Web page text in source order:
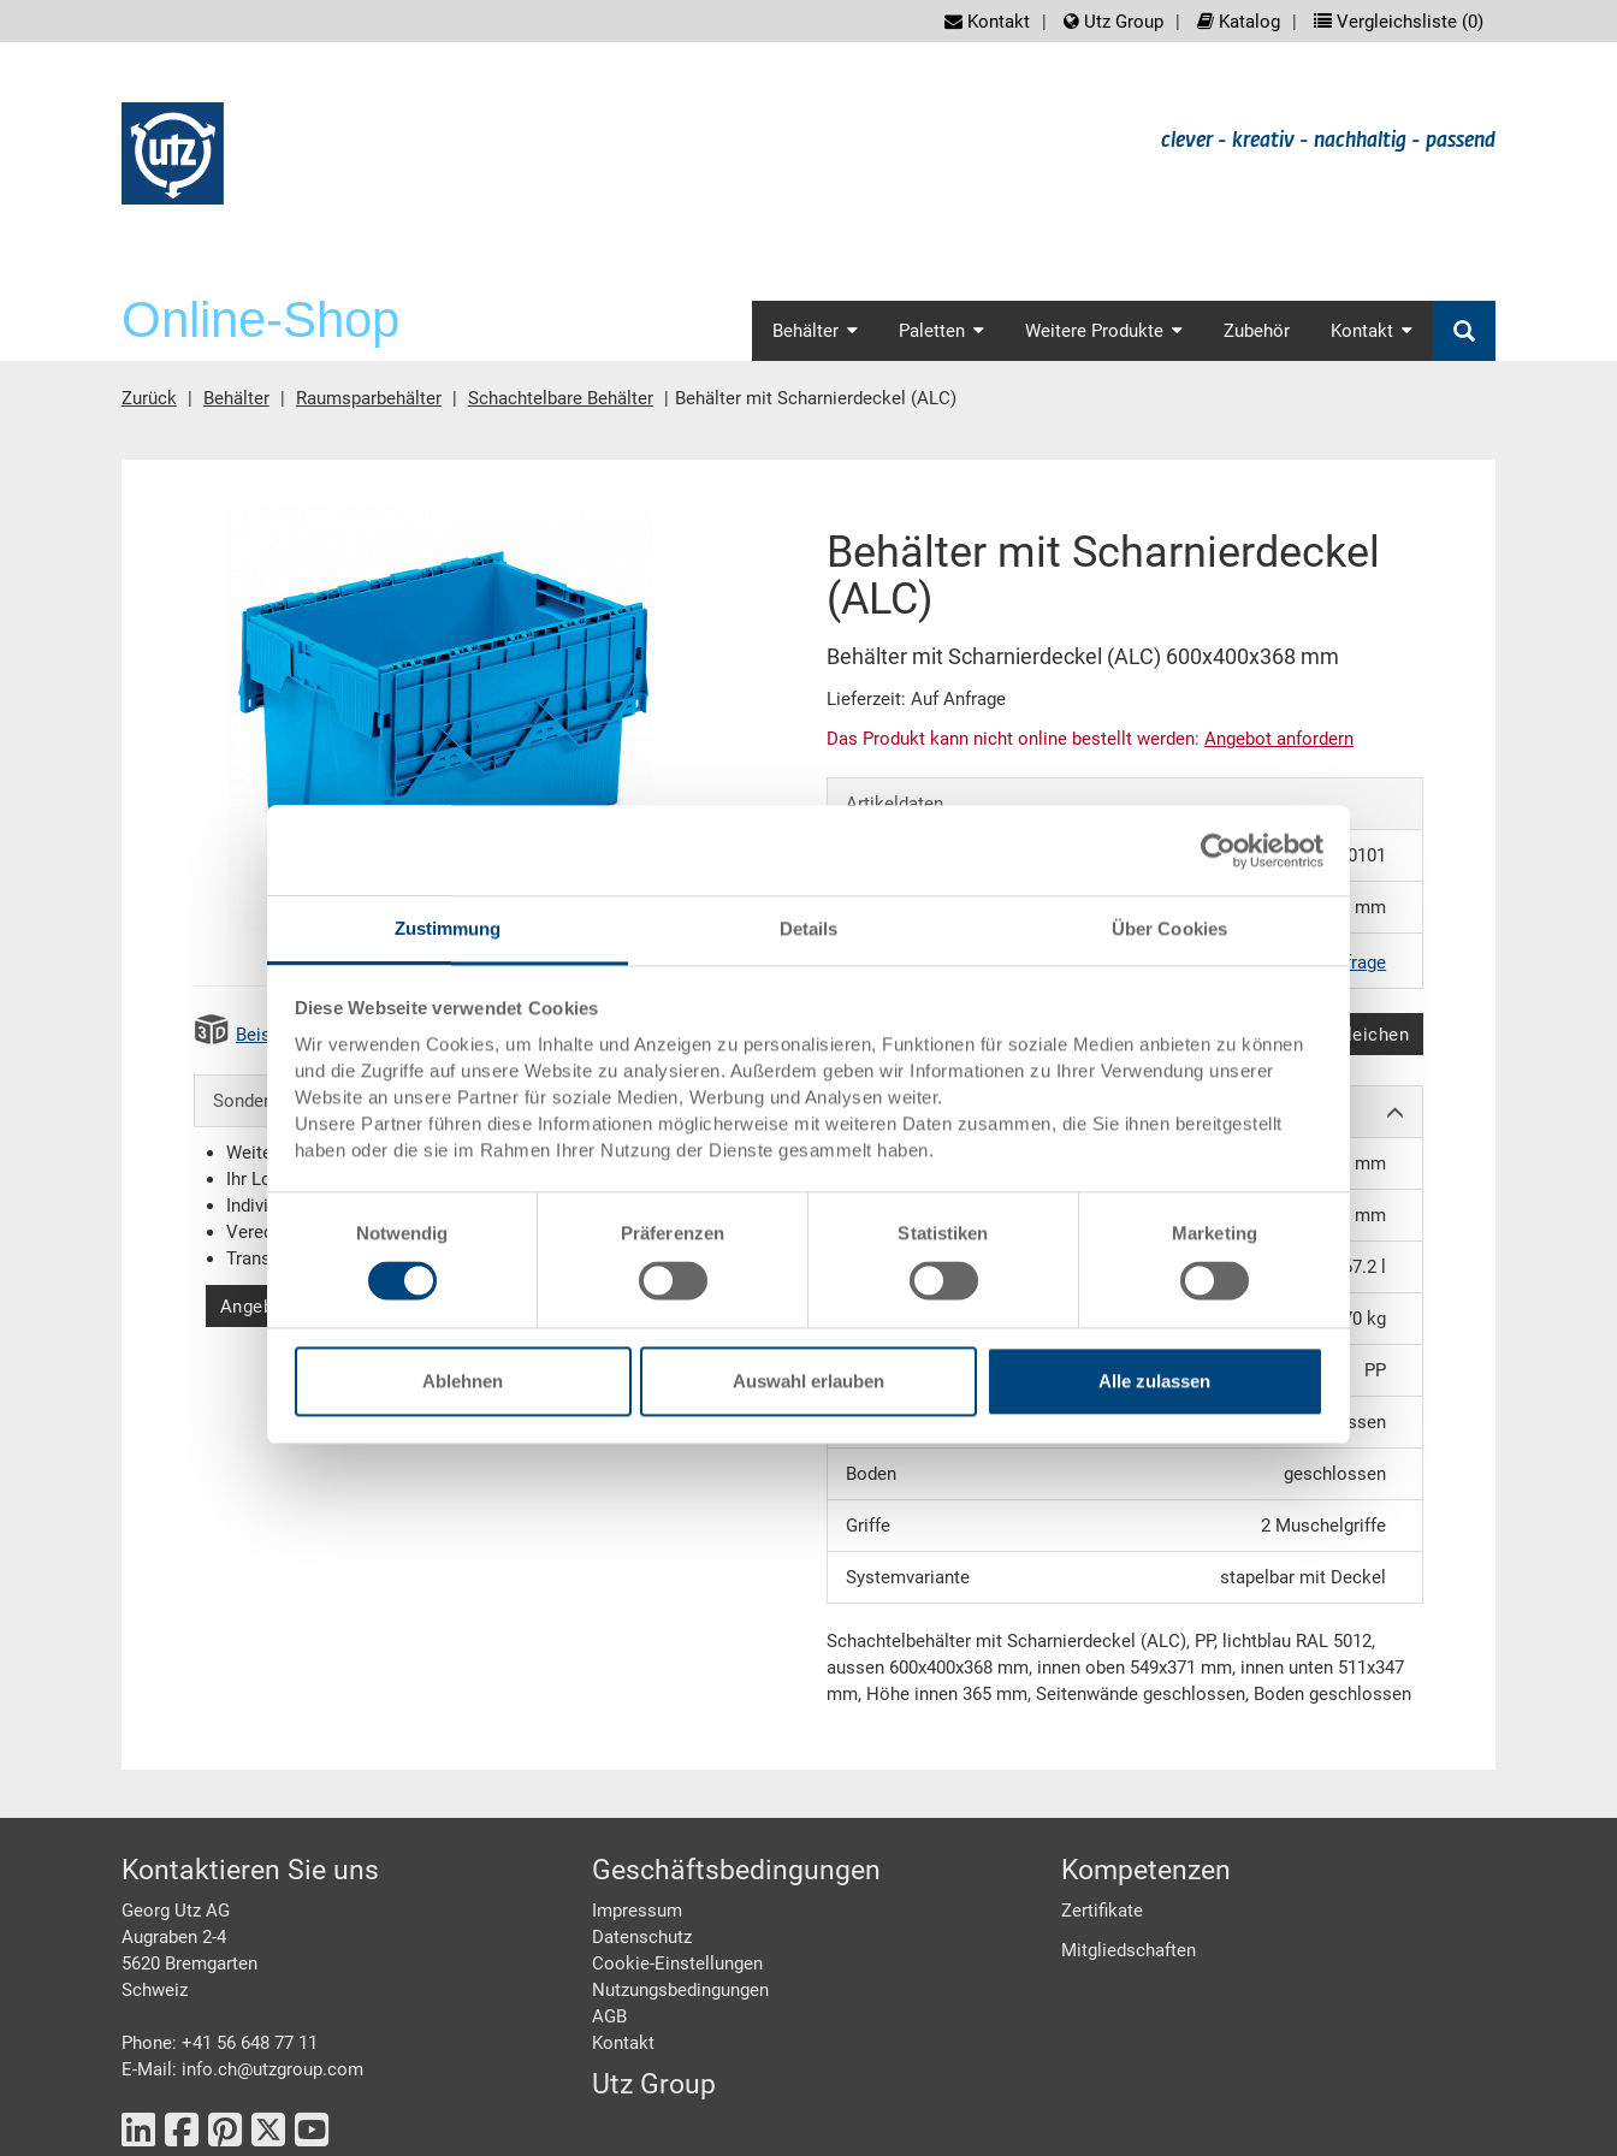
Zustimmung Details Über Cookies
Diese Webseite verwendet Cookies
Wir verwenden Cookies, um Inhalte und Anzeigen zu personalisieren, Funktionen für soziale Medien anbieten zu können
und die Zugriffe auf unsere Website zu analysieren. Außerdem geben wir Informationen zu Ihrer Verwendung unserer
Website an unsere Partner für soziale Medien, Werbung und Analysen weiter.
Unsere Partner führen diese Informationen möglicherweise mit weiteren Daten zusammen, die Sie ihnen bereitgestellt
haben oder die sie im Rahmen Ihrer Nutzung der Dienste gesammelt haben.
Einwilligungsauswahl
Notwendig
Präferenzen Statistiken Marketing
Ablehnen Auswahl erlauben Alle zulassen
screenreader.meta_nav
Kontakt Utz Group Katalog Vergleichsliste (0)
clever - kreativ - nachhaltig - passend
Online-Shop screenreader.main_nav
Behälter Paletten Weitere Produkte Zubehör Kontakt
Zurück Behälter Raumsparbehälter Schachtelbare Behälter Behälter mit Scharnierdeckel (ALC)
Beispiel 3D Animation
Sonderanfertigungen - Unser Spezialgebiet
Weitere Farben
Ihr Logo / Labeling
Individuelle Systemlösungen
Veredelungen
Transponder (RFID) / Barcodes
Angebot anfordern
Behälter mit Scharnierdeckel
(ALC)
Behälter mit Scharnierdeckel (ALC) 600x400x368 mm
Lieferzeit: Auf Anfrage
Das Produkt kann nicht online bestellt werden: Angebot anfordern
Artikeldaten
43-6437-2.5070.0101
600 x 400 x 368 mm
RAL 5012 |Weitere Farben auf Anfrage
Angebot anfordern Produkt vergleichen
Technische Daten
Innenmasse 511 x 347 x 365 mm
356 mm
Volumen 67.2 l
3,70 kg
Material PP
Seitenwände geschlossen
Boden geschlossen
Griffe 2 Muschelgriffe
Systemvariante stapelbar mit Deckel
Schachtelbehälter mit Scharnierdeckel (ALC), PP, lichtblau RAL 5012,
aussen 600x400x368 mm, innen oben 549x371 mm, innen unten 511x347
mm, Höhe innen 365 mm, Seitenwände geschlossen, Boden geschlossen
Footer
Kontaktieren Sie uns
Georg Utz AG
Augraben 2-4
5620 Bremgarten
Schweiz
Phone: +41 56 648 77 11
E-Mail: info.ch@utzgroup.com
Geschäftsbedingungen
Impressum
Datenschutz
Cookie-Einstellungen
Nutzungsbedingungen
AGB
Kontakt
Utz Group
Kompetenzen
Zertifikate
Mitgliedschaften